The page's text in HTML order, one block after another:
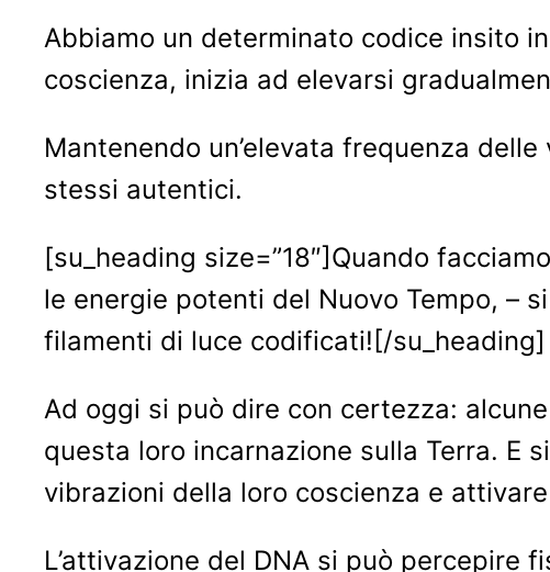
Abbiamo un determinato codice insito
coscienza, inizia ad elevarsi
Mantenendo un’elevata frequenza
stessi autentici.
[su_heading size=”18″]Quando
le energie potenti del Nuovo Tempo, –
filamenti di luce codificati![/su_heading]
Ad oggi si può dire con certezza:
questa loro incarnazione sulla Terra. E
vibrazioni della loro coscienza e
L’attivazione del DNA si può percepire